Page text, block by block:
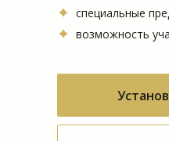
специальные
возможность